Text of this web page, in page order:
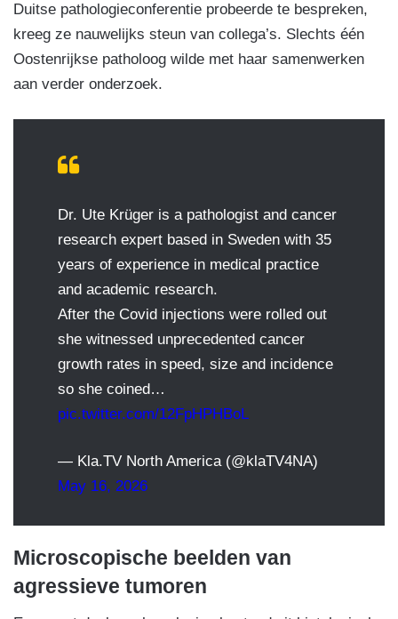
Duitse pathologieconferentie probeerde te bespreken,
kreeg ze nauwelijks steun van collega’s. Slechts één
Oostenrijkse patholoog wilde met haar samenwerken
aan verder onderzoek.
Dr. Ute Krüger is a pathologist and cancer
research expert based in Sweden with 35
years of experience in medical practice
and academic research.
After the Covid injections were rolled out
she witnessed unprecedented cancer
growth rates in speed, size and incidence
so she coined…
pic.twitter.com/12FpHPHBoL
— Kla.TV North America (@klaTV4NA)
May 16, 2026
Microscopische beelden van
agressieve tumoren